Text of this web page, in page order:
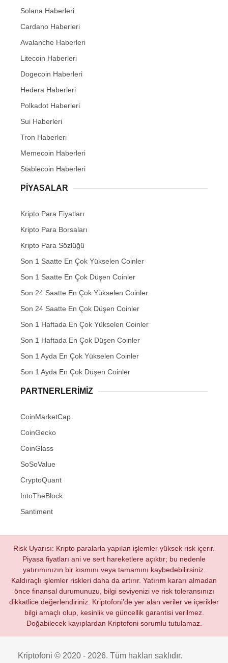
Solana Haberleri
Cardano Haberleri
Avalanche Haberleri
Litecoin Haberleri
Dogecoin Haberleri
Hedera Haberleri
Polkadot Haberleri
Sui Haberleri
Tron Haberleri
Memecoin Haberleri
Stablecoin Haberleri
PIYASALAR
Kripto Para Fiyatları
Kripto Para Borsaları
Kripto Para Sözlüğü
Son 1 Saatte En Çok Yükselen Coinler
Son 1 Saatte En Çok Düşen Coinler
Son 24 Saatte En Çok Yükselen Coinler
Son 24 Saatte En Çok Düşen Coinler
Son 1 Haftada En Çok Yükselen Coinler
Son 1 Haftada En Çok Düşen Coinler
Son 1 Ayda En Çok Yükselen Coinler
Son 1 Ayda En Çok Düşen Coinler
PARTNERLERIMIZ
CoinMarketCap
CoinGecko
CoinGlass
SoSoValue
CryptoQuant
IntoTheBlock
Santiment
Risk Uyarısı: Kripto paralarla yapılan işlemler yüksek risk içerir.
Piyasa fiyatları ani ve sert hareketlere açıktır; bu nedenle
yatırımınızın bir kısmını veya tamamını kaybedebilirsiniz.
Kaldıraçlı işlemler riskleri daha da artırır. Yatırım kararı almadan
önce finansal durumunuzu, bilgi seviyenizi ve risk toleransınızı
dikkatlice değerlendiriniz. Kriptofoni’de yer alan veriler ve içerikler
bilgi amaçlı olup, kesinlik ve güncellik garantisi verilmez.
Doğabilecek kayıplardan Kriptofoni sorumlu tutulamaz.
Kriptofoni © 2020 - 2026. Tüm hakları saklıdır.